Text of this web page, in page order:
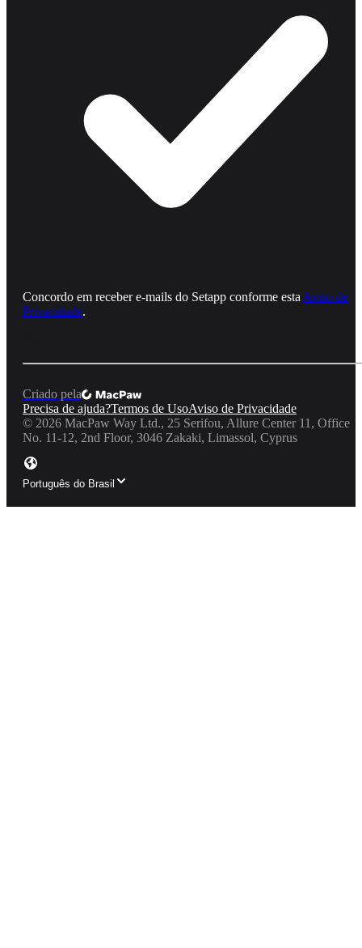
Concordo em receber e‑mails do Setapp conforme esta Aviso de
Privacidade.
Criado pela
Precisa de ajuda?Termos de UsoAviso de Privacidade
© 2026 MacPaw Way Ltd., 25 Serifou, Allure Center 11, Office
No. 11-12, 2nd Floor, 3046 Zakaki, Limassol, Cyprus
Português do Brasil